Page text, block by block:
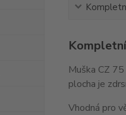
Muška CZ
plocha je
Vhodná pro